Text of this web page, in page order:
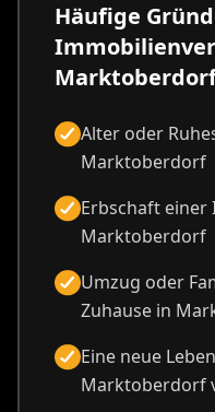
Häufige
Alter oder
Marktoberdorf
Erbschaft einer
Marktoberdorf
Umzug oder
Zuhause in
Eine neue
Marktoberdorf